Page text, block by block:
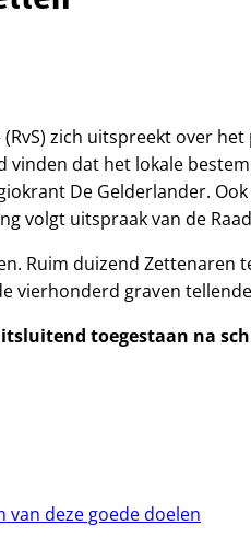
zich uitspreekt over
dat het lokale
De Gelderlander.
volgt uitspraak van de
Ruim duizend Zettenaren
vierhonderd graven
toegestaan na
deze goede doelen